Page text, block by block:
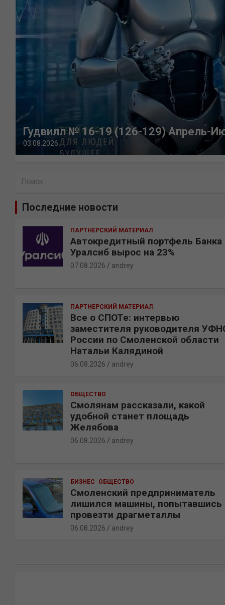
Гудвилл № 16-19 (126-129) Апрель-
03.08.2026
Последние новости
ПАРТНЕРСКИЙ МАТЕРИАЛ
Автокредитный портфель Банка
Уралсиб вырос на 23%
07.08.2026 andrey
ПАРТНЕРСКИЙ МАТЕРИАЛ
Все о СПОТе: интервью
заместителя руководителя
России по Смоленской области
Натальи Калядиной
06.08.2026 andrey
ОБЩЕСТВО
Смолянам рассказали, какой
удобной станет площадь
Желябова
06.08.2026 andrey
БИЗНЕС ОБЩЕСТВО
Смоленский предприниматель
лишился машины, попытавшись
провезти драгметаллы
06.08.2026 andrey